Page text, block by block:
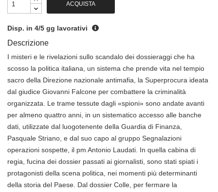
ACQUISTA
Disp. in 4/5 gg lavorativi
Descrizione
I misteri e le rivelazioni sullo scandalo dei dossieraggi che ha
scosso la politica italiana, un sistema che prende vita nel tempio
sacro della Direzione nazionale antimafia, la Superprocura ideata
dal giudice Giovanni Falcone per combattere la criminalità
organizzata. Le trame tessute dagli «spioni» sono andate avanti
per almeno quattro anni, in un sistematico accesso alle banche
dati, utilizzate dal luogotenente della Guardia di Finanza,
Pasquale Striano, e dal suo capo al gruppo Segnalazioni
operazioni sospette, il pm Antonio Laudati. In quella cabina di
regia, fucina dei dossier passati ai giornalisti, sono stati spiati i
protagonisti della scena politica, nei momenti più determinanti
della storia del Paese. Dal dossier Colle, per fermare la